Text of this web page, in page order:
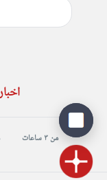
من ٣ ساعات